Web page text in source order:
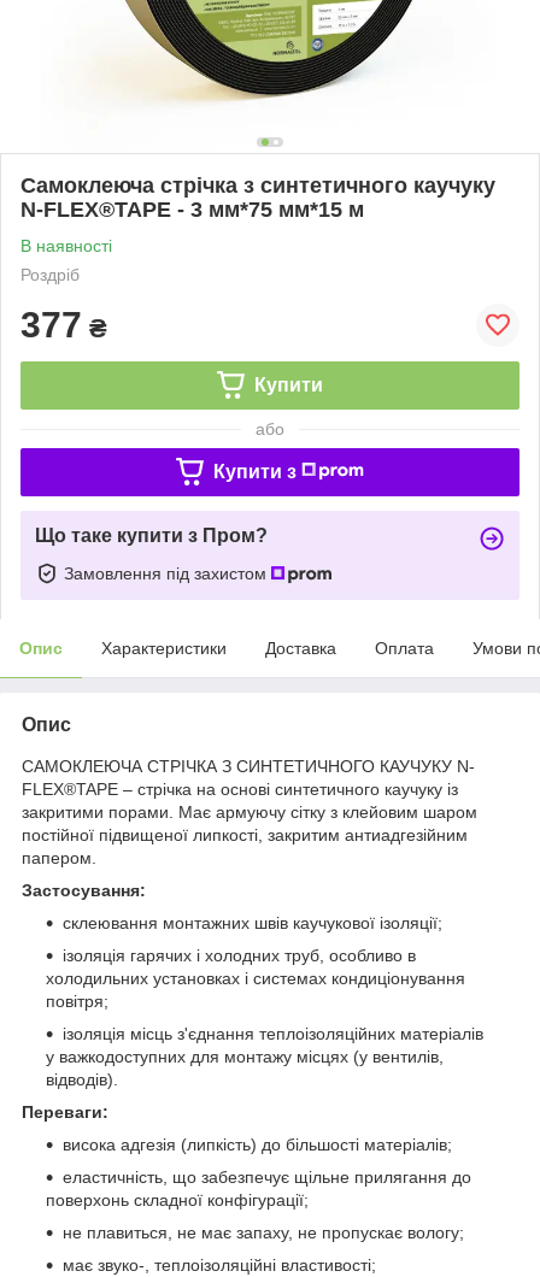
Самоклеюча стрічка з синтетичного каучуку
N-FLEX®TAPE - 3 мм*75 мм*15 м
В наявності
Роздріб
377 ₴
Купити
або
Купити з
Що таке купити з Пром?
Замовлення під захистом
Опис Характеристики Доставка Оплата Умови
Опис
САМОКЛЕЮЧА СТРІЧКА З СИНТЕТИЧНОГО КАУЧУКУ N-
FLEX®TAPE – стрічка на основі синтетичного каучуку із
закритими порами. Має армуючу сітку з клейовим шаром
постійної підвищеної липкості, закритим антиадгезійним
папером.
Застосування:
склеювання монтажних швів каучукової ізоляції;
ізоляція гарячих і холодних труб, особливо в
холодильних установках і системах кондиціонування
повітря;
ізоляція місць з'єднання теплоізоляційних матеріалів
у важкодоступних для монтажу місцях (у вентилів,
відводів).
Переваги:
висока адгезія (липкість) до більшості матеріалів;
еластичність, що забезпечує щільне прилягання до
поверхонь складної конфігурації;
не плавиться, не має запаху, не пропускає вологу;
має звуко-, теплоізоляційні властивості;